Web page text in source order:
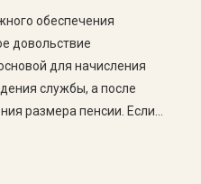
обеспечения
довольствие
для начисления
службы, а после
размера пенсии. Если